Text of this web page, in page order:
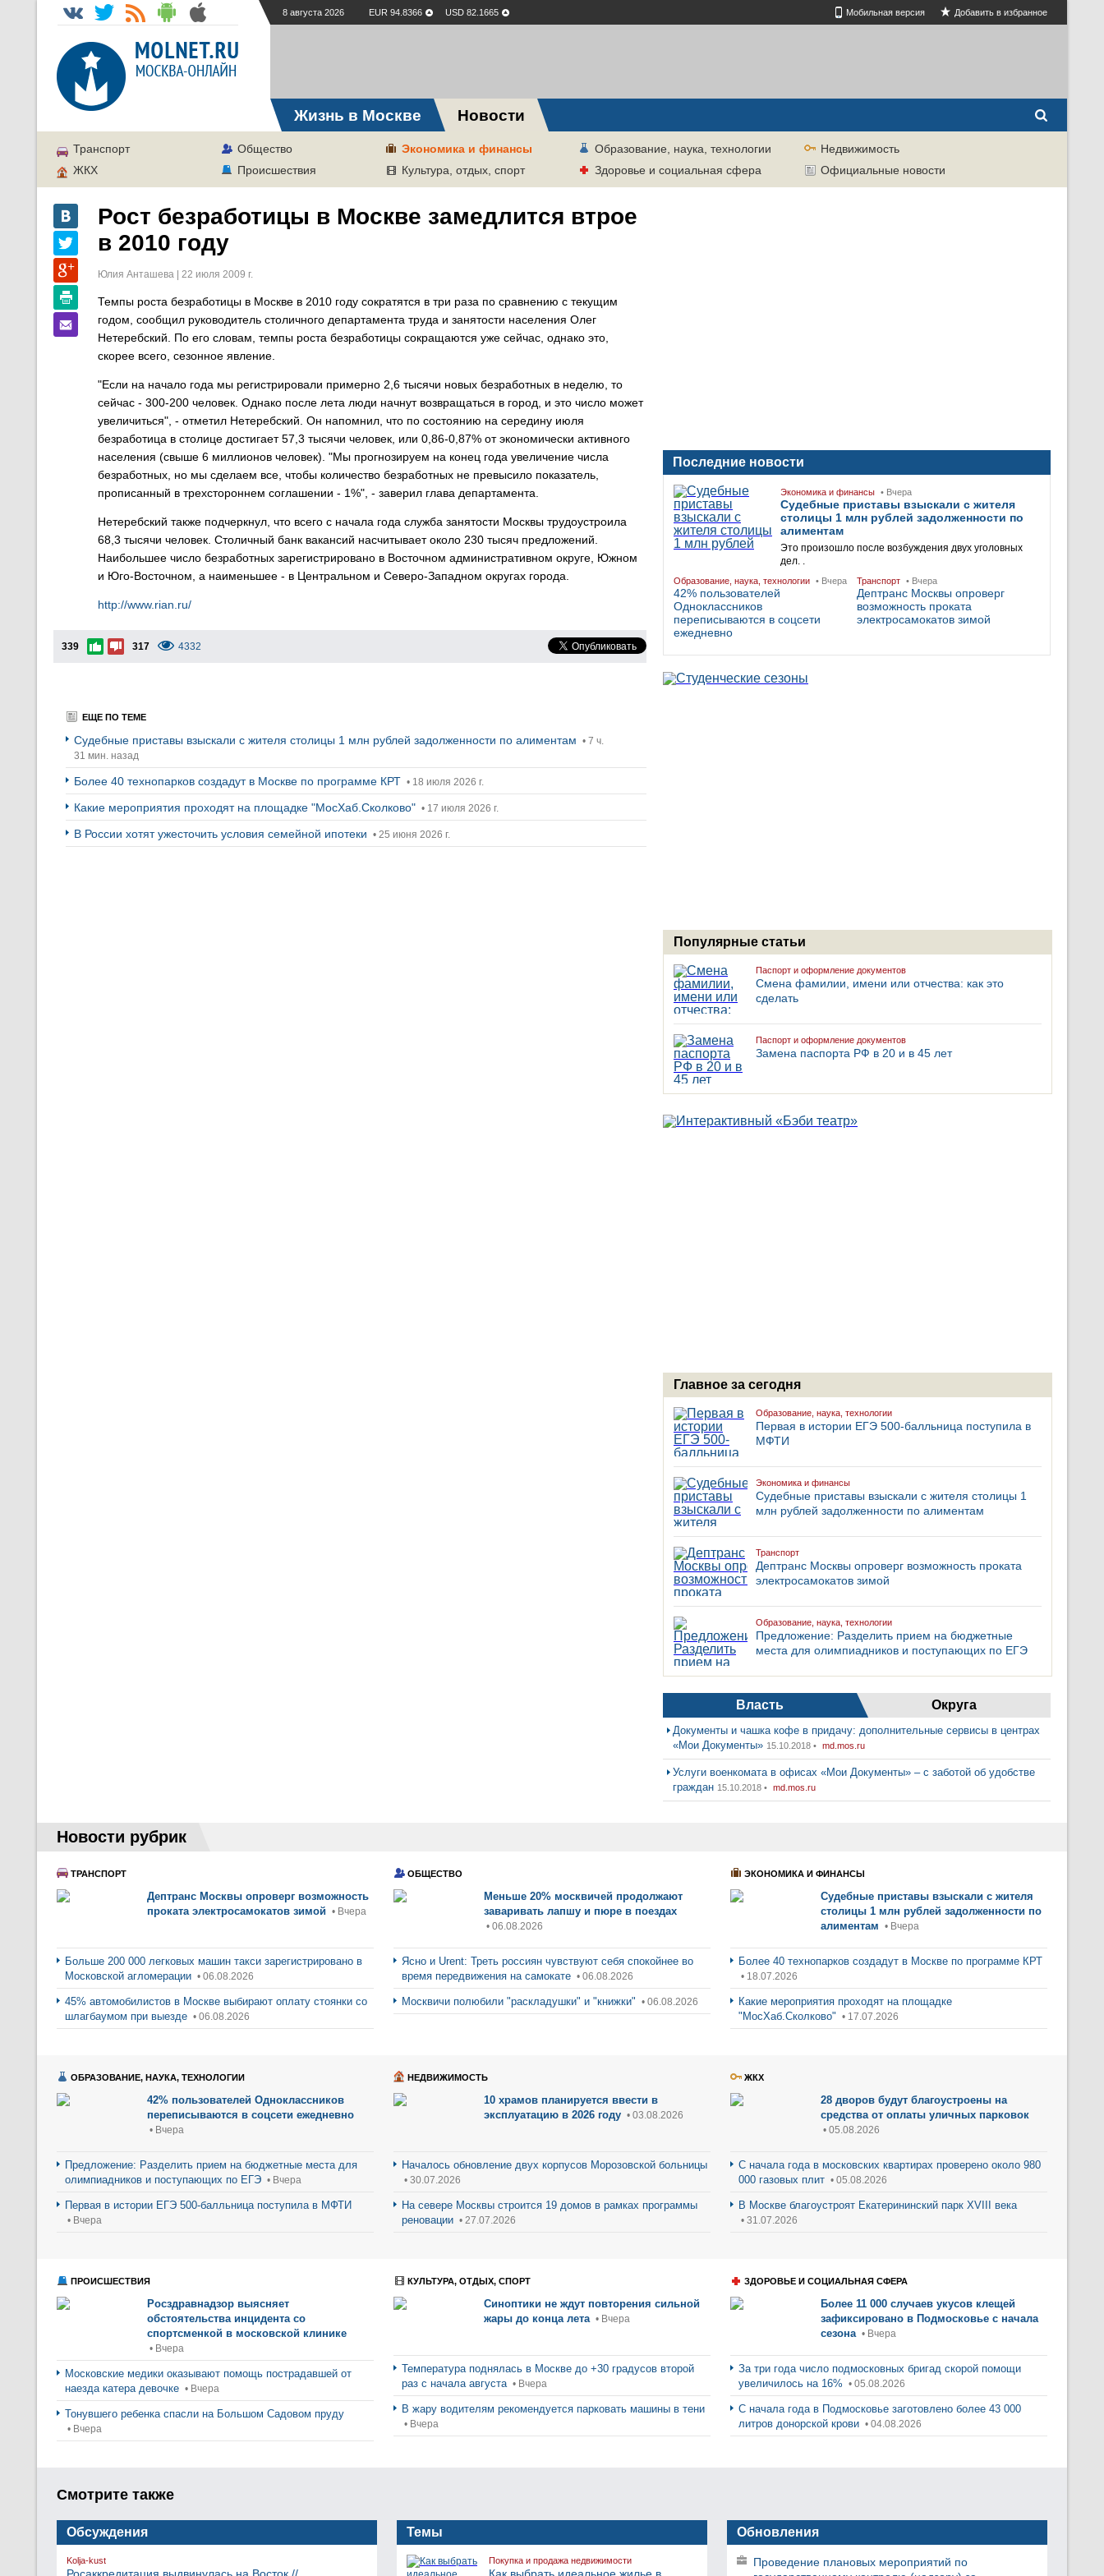
8 августа 2026 EUR 94.8366 USD 82.1665 Мобильная версия Добавить в избранное
Жизнь в Москве Новости
Транспорт Общество Экономика и финансы Образование, наука, технологии
Недвижимость
ЖКХ
Происшествия Культура, отдых, спорт Здоровье и социальная сфера Официальные новости
Рост безработицы в Москве замедлится втрое
в 2010 году
Юлия Анташева | 22 июля 2009 г.
Темпы роста безработицы в Москве в 2010 году сократятся в три раза по сравнению с текущим
годом, сообщил руководитель столичного департамента труда и занятости населения Олег
Нетеребский. По его словам, темпы роста безработицы сокращаются уже сейчас, однако это,
скорее всего, сезонное явление.
"Если на начало года мы регистрировали примерно 2,6 тысячи новых безработных в неделю, то
сейчас - 300-200 человек. Однако после лета люди начнут возвращаться в город, и это число может
увеличиться", - отметил Нетеребский. Он напомнил, что по состоянию на середину июля
безработица в столице достигает 57,3 тысячи человек, или 0,86-0,87% от экономически активного
населения (свыше 6 миллионов человек). "Мы прогнозируем на конец года увеличение числа
безработных, но мы сделаем все, чтобы количество безработных не превысило показатель,
прописанный в трехстороннем соглашении - 1%", - заверил глава департамента.
Нетеребский также подчеркнул, что всего с начала года служба занятости Москвы трудоустроила
68,3 тысячи человек. Столичный банк вакансий насчитывает около 230 тысяч предложений.
Наибольшее число безработных зарегистрировано в Восточном административном округе, Южном
и Юго-Восточном, а наименьшее - в Центральном и Северо-Западном округах города.
http://www.rian.ru/
339 317 4332
ЕЩЕ ПО ТЕМЕ
Судебные приставы взыскали с жителя столицы 1 млн рублей задолженности по алиментам • 7 ч.
31 мин. назад
Более 40 технопарков создадут в Москве по программе КРТ • 18 июля 2026 г.
Какие мероприятия проходят на площадке "МосХаб.Сколково" • 17 июля 2026 г.
В России хотят ужесточить условия семейной ипотеки • 25 июня 2026 г.
Последние новости
Экономика и финансы • Вчера
Судебные приставы взыскали с жителя
столицы 1 млн рублей задолженности по
алиментам
Это произошло после возбуждения двух уголовных
дел. .
Образование, наука, технологии • Вчера
42% пользователей
Одноклассников
переписываются в соцсети
ежедневно
Транспорт • Вчера
Дептранс Москвы опроверг
возможность проката
электросамокатов зимой
Популярные статьи
Паспорт и оформление документов
Смена фамилии, имени или отчества: как это
сделать
Паспорт и оформление документов
Замена паспорта РФ в 20 и в 45 лет
Главное за сегодня
Образование, наука, технологии
Первая в истории ЕГЭ 500-балльница поступила в
МФТИ
Экономика и финансы
Судебные приставы взыскали с жителя столицы 1
млн рублей задолженности по алиментам
Транспорт
Дептранс Москвы опроверг возможность проката
электросамокатов зимой
Образование, наука, технологии
Предложение: Разделить прием на бюджетные
места для олимпиадников и поступающих по ЕГЭ
Власть Округа
Документы и чашка кофе в придачу: дополнительные сервисы в центрах
«Мои Документы» 15.10.2018 • md.mos.ru
Услуги военкомата в офисах «Мои Документы» – с заботой об удобстве
граждан 15.10.2018 • md.mos.ru
Новости рубрик
ТРАНСПОРТ
Дептранс Москвы опроверг возможность
проката электросамокатов зимой • Вчера
Больше 200 000 легковых машин такси зарегистрировано в
Московской агломерации • 06.08.2026
45% автомобилистов в Москве выбирают оплату стоянки со
шлагбаумом при выезде • 06.08.2026
ОБЩЕСТВО
Меньше 20% москвичей продолжают
заваривать лапшу и пюре в поездах
• 06.08.2026
Ясно и Urent: Треть россиян чувствуют себя спокойнее во
время передвижения на самокате • 06.08.2026
Москвичи полюбили "раскладушки" и "книжки" • 06.08.2026
ЭКОНОМИКА И ФИНАНСЫ
Судебные приставы взыскали с жителя
столицы 1 млн рублей задолженности по
алиментам • Вчера
Более 40 технопарков создадут в Москве по программе КРТ
• 18.07.2026
Какие мероприятия проходят на площадке
"МосХаб.Сколково" • 17.07.2026
ОБРАЗОВАНИЕ, НАУКА, ТЕХНОЛОГИИ
42% пользователей Одноклассников
переписываются в соцсети ежедневно
• Вчера
Предложение: Разделить прием на бюджетные места для
олимпиадников и поступающих по ЕГЭ • Вчера
Первая в истории ЕГЭ 500-балльница поступила в МФТИ
• Вчера
НЕДВИЖИМОСТЬ
10 храмов планируется ввести в
эксплуатацию в 2026 году • 03.08.2026
Началось обновление двух корпусов Морозовской больницы
• 30.07.2026
На севере Москвы строится 19 домов в рамках программы
реновации • 27.07.2026
ЖКХ
28 дворов будут благоустроены на
средства от оплаты уличных парковок
• 05.08.2026
С начала года в московских квартирах проверено около 980
000 газовых плит • 05.08.2026
В Москве благоустроят Екатерининский парк XVIII века
• 31.07.2026
ПРОИСШЕСТВИЯ
Росздравнадзор выясняет
обстоятельства инцидента со
спортсменкой в московской клинике
• Вчера
Московские медики оказывают помощь пострадавшей от
наезда катера девочке • Вчера
Тонувшего ребенка спасли на Большом Садовом пруду
• Вчера
КУЛЬТУРА, ОТДЫХ, СПОРТ
Синоптики не ждут повторения сильной
жары до конца лета • Вчера
Температура поднялась в Москве до +30 градусов второй
раз с начала августа • Вчера
В жару водителям рекомендуется парковать машины в тени
• Вчера
ЗДОРОВЬЕ И СОЦИАЛЬНАЯ СФЕРА
Более 11 000 случаев укусов клещей
зафиксировано в Подмосковье с начала
сезона • Вчера
За три года число подмосковных бригад скорой помощи
увеличилось на 16% • 05.08.2026
С начала года в Подмосковье заготовлено более 43 000
литров донорской крови • 04.08.2026
Смотрите также
Обсуждения
Kolja-kust
Темы
Покупка и продажа недвижимости
Обновления
Проведение плановых мероприятий по